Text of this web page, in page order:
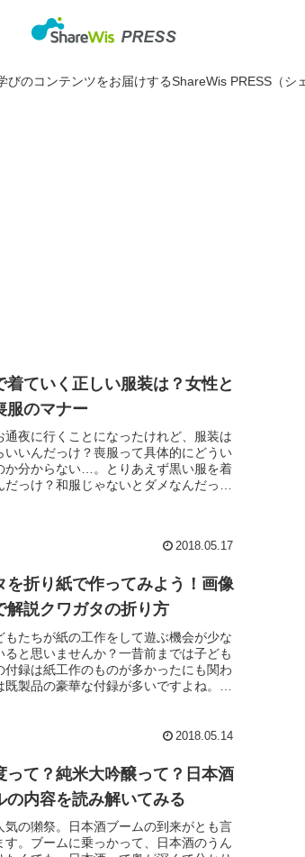
びのコンテンツをお届けするShareWis PRESS（シ
着ていく正しい服装は？女性と
服のマナー
通夜に行くことになったけれど、服装は
いいんだっけ？喪服って具体的にどうい
か分からない…。とりあえず黒い服を着
だっけ？和服じゃないとダメなんだっ
2018.05.17
を折り紙で作ってみよう！画像
解説クワガタの折り方
もたちが紙の工作をして遊ぶ機会が少な
ると思いませんか？一昔前までは子ども
付録は紙工作のものが多かったにも関わ
既製品の豪華な付録が多いですよね。ゲ
2018.05.14
って？純米大吟醸って？日本酒
の内容を読み解いてみる
気の獺祭。日本酒ブームの到来がとも言
す。ブームに乗っかって、日本酒のうん